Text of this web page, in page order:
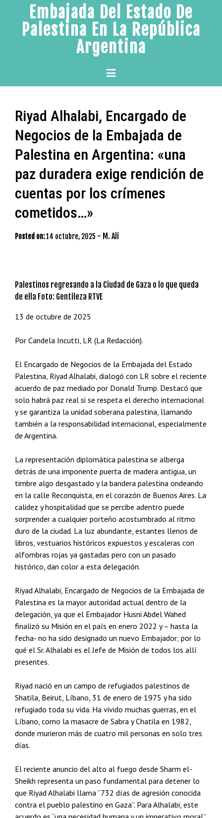
content
Embajada Del Estado De
Palestina En La República
Argentina
Primary
Menu
Riyad Alhalabi, Encargado de
Negocios de la Embajada de
Palestina en Argentina: «una
paz duradera exige rendición de
cuentas por los crímenes
cometidos…»
Posted on:14 octubre, 2025 - M. Ali
Palestinos regresando a la Ciudad de Gaza o lo que queda
de ella Foto: Gentileza RTVE
13 de octubre de 2025
Por Candela Incutti, LR (La Redacción).
El Encargado de Negocios de la Embajada del Estado
Palestina, Riyad Alhalabi, dialogó con LR sobre el reciente
acuerdo de paz mediado por Donald Trump. Destacó que
solo habrá paz real si se respeta el derecho internacional
y se garantiza la unidad soberana palestina, llamando
también a la responsabilidad internacional, especialmente
de Argentina.
La representación diplomática palestina se alberga
detrás de una imponente puerta de madera antigua, un
timbre algo desgastado y la bandera palestina ondeando
en la calle Reconquista, en el corazón de Buenos Aires. La
calidez y hospitalidad que se percibe adentro puede
sorprender a cualquier porteño acostumbrado al ritmo
duro de la ciudad. La luz abundante, estantes llenos de
libros, vestuarios históricos expuestos y escaleras con
alfombras rojas ya gastadas pero con un pasado
histórico, dan color a esta delegación.
Riyad Alhalabi, Encargado de Negocios de la Embajada de
Palestina es la mayor autoridad actual dentro de la
delegación, ya que el Embajador Husni Abdel Wahed
finalizó su Misión en el país en enero 2022 y – hasta la
fecha- no ha sido designado un nuevo Embajador; por lo
qué el Sr. Alhalabi es el Jefe de Misión de todos los allí
presentes.
Riyad nació en un campo de refugiados palestinos de
Shatila, Beirut, Líbano, 31 de enero de 1975 y ha sido
refugiado toda su vida. Ha vivido muchas guerras, en el
Líbano, como la masacre de Sabra y Chatila en 1982,
donde murieron más de cuatro mil personas en solo tres
días.
El reciente anuncio del alto al fuego desde Sharm el-
Sheikh representa un paso fundamental para detener lo
que Riyad Alhalabi llama “732 días de agresión conocida
contra el pueblo palestino en Gaza”. Para Alhalabi, este